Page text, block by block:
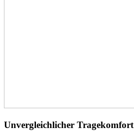
Unvergleichlicher Tragekomfort